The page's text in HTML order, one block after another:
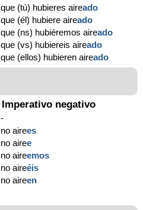
que (tú) hubieres aireado
que (él) hubiere aireado
que (ns) hubiéremos aireado
que (vs) hubiereis aireado
que (ellos) hubieren aireado
Imperativo negativo
-
no airees
no airee
no aireemos
no aireéis
no aireen